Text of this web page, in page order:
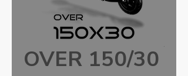
OVER 150/30